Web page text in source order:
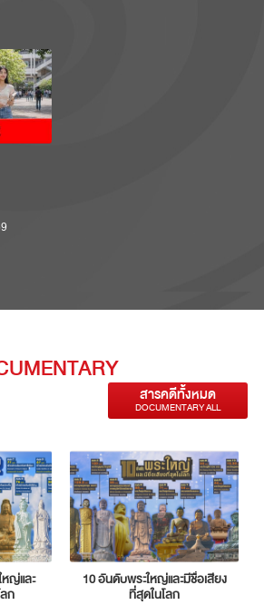
สารคดีทั้งหมด
DOCUMENTARY ALL
ญ่และ
ก
10 อันดับพระใหญ่และมีชื่อเสียง
ที่สุดในโลก